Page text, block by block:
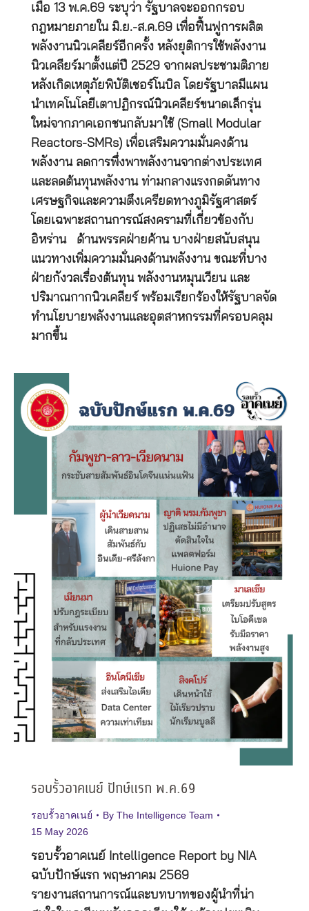
เมื่อ 13 พ.ค.69 ระบุว่า รัฐบาลจะออกกรอบ
กฎหมายภายใน มิ.ย.-ส.ค.69 เพื่อฟื้นฟูการผลิต
พลังงานนิวเคลียร์อีกครั้ง หลังยุติการใช้พลังงาน
นิวเคลียร์มาตั้งแต่ปี 2529 จากผลประชามติภาย
หลังเกิดเหตุภัยพิบัติเชอร์โนบิล โดยรัฐบาลมีแผน
นำเทคโนโลยีเตาปฏิกรณ์นิวเคลียร์ขนาดเล็กรุ่น
ใหม่จากภาคเอกชนกลับมาใช้ (Small Modular
Reactors-SMRs) เพื่อเสริมความมั่นคงด้าน
พลังงาน ลดการพึ่งพาพลังงานจากต่างประเทศ
และลดต้นทุนพลังงาน ท่ามกลางแรงกดดันทาง
เศรษฐกิจและความตึงเครียดทางภูมิรัฐศาสตร์
โดยเฉพาะสถานการณ์สงครามที่เกี่ยวข้องกับ
อิหร่าน ด้านพรรคฝ่ายค้าน บางฝ่ายสนับสนุน
แนวทางเพิ่มความมั่นคงด้านพลังงาน ขณะที่บาง
ฝ่ายกังวลเรื่องต้นทุน พลังงานหมุนเวียน และ
ปริมาณกากนิวเคลียร์ พร้อมเรียกร้องให้รัฐบาลจัด
ทำนโยบายพลังงานและอุตสาหกรรมที่ครอบคลุม
มากขึ้น
รอบรั้วอาคเนย์ ปักษ์แรก พ.ค.69
รอบรั้วอาคเนย์ By The Intelligence Team
15 May 2026
รอบรั้วอาคเนย์ Intelligence Report by NIA
ฉบับปักษ์แรก พฤษภาคม 2569
รายงานสถานการณ์และบทบาทของผู้นำที่น่า